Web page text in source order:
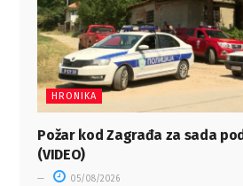
HRONIKA
Požar kod Zagrađa za sada
(VIDEO)
05/08/2026